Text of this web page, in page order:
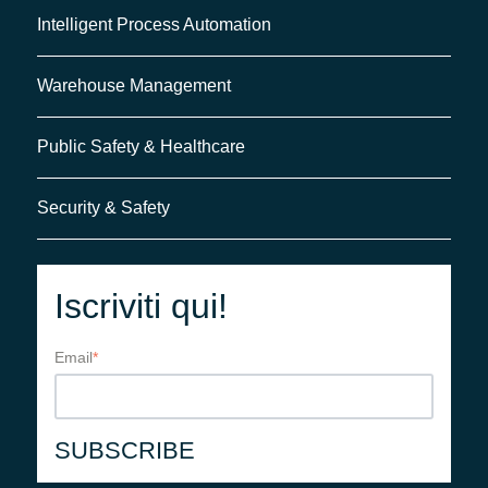
Intelligent Process Automation
Warehouse Management
Public Safety & Healthcare
Security & Safety
Iscriviti qui!
Email*